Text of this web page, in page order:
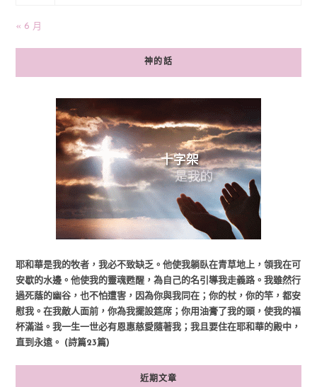
« 6 月
神的話
耶和華是我的牧者，我必不致缺乏。他使我躺臥在青草地上，領我在可
安歇的水邊。他使我的靈魂甦醒，為自己的名引導我走義路。我雖然行
過死蔭的幽谷，也不怕遭害，因為你與我同在；你的杖，你的竿，都安
慰我。在我敵人面前，你為我擺設筵席；你用油膏了我的頭，使我的福
杯滿溢。我一生一世必有恩惠慈愛隨著我；我且要住在耶和華的殿中，
直到永遠。 (詩篇23篇)
近期文章